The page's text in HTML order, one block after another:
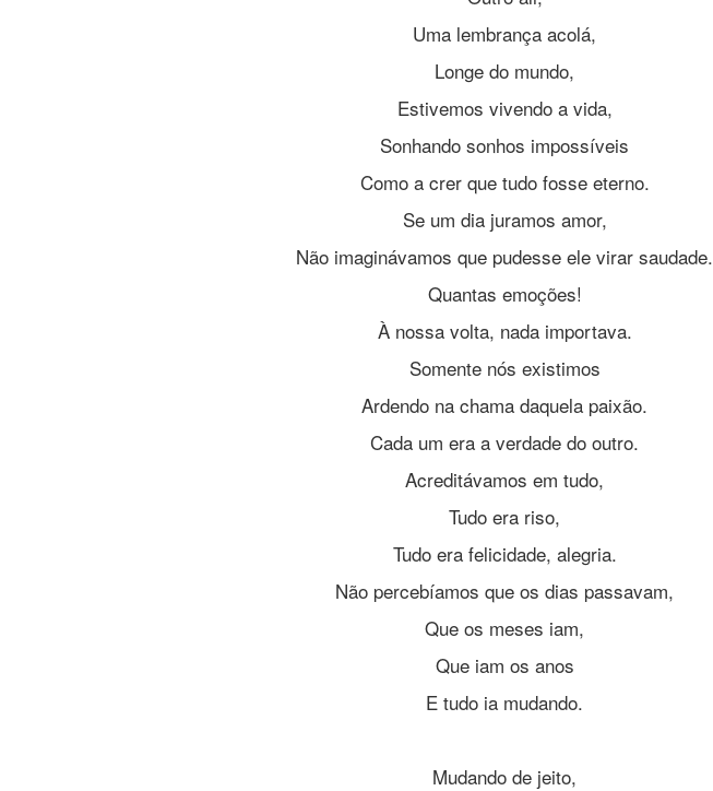
Uma lembrança acolá,
Longe do mundo,
Estivemos vivendo a vida,
Sonhando sonhos impossíveis
Como a crer que tudo fosse eterno.
Se um dia juramos amor,
Não imaginávamos que pudesse ele virar saudade.
Quantas emoções!
À nossa volta, nada importava.
Somente nós existimos
Ardendo na chama daquela paixão.
Cada um era a verdade do outro.
Acreditávamos em tudo,
Tudo era riso,
Tudo era felicidade, alegria.
Não percebíamos que os dias passavam,
Que os meses iam,
Que iam os anos
E tudo ia mudando.
Mudando de jeito,